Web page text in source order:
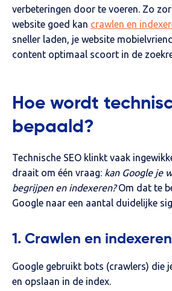
verbeteringen door te voeren. Zo
website goed kan crawlen en
sneller laden, je website
content optimaal scoort in de
Hoe wordt
bepaald?
Technische SEO klinkt vaak
draait om één vraag: kan Google je
begrijpen en indexeren?Om dat te
Google naar een aantal duidelijke
1. Crawlen en indexeren
Google gebruikt bots (crawlers) die
en opslaan in de index.